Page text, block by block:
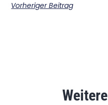
Vorheriger Beitrag